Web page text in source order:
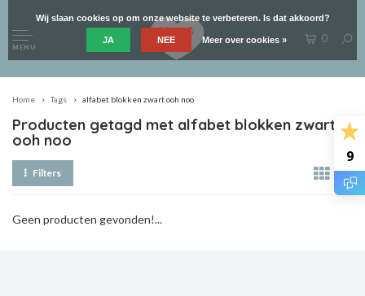
9
MENU
0
Home Tags alfabet blokken zwart ooh noo
Producten getagd met alfabet blokken zwart
ooh noo
Filters
Geen producten gevonden!...
Wij slaan cookies op om onze website te verbeteren. Is dat akkoord?
JA NEE Meer over cookies »